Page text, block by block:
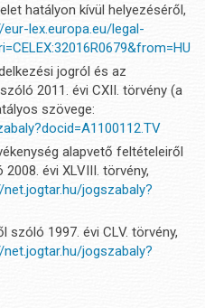
hatályon kívül helyezéséről,
lex.europa.eu/legal-
jogról és az
2011. évi CXII. törvény (a
szövege:
alapvető feltételeiről
évi XLVIII. törvény,
jogszabaly?
1997. évi CLV. törvény,
jogszabaly?